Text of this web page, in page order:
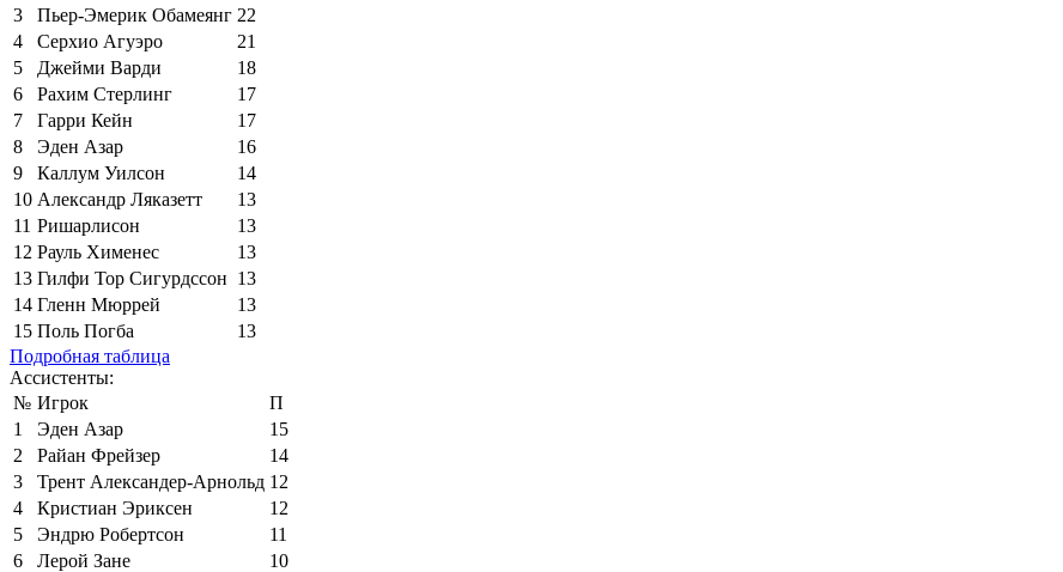
3
Пьер-Эмерик Обамеянг 22
4
Серхио Агуэро
21
5
Джейми Варди
18
6
Рахим Стерлинг
17
7
Гарри Кейн
17
8
Эден Азар
16
9
Каллум Уилсон
14
10 Александр Ляказетт
13
11 Ришарлисон
13
12 Рауль Хименес
13
13 Гилфи Тор Сигурдссон 13
14 Гленн Мюррей
13
15 Поль Погба
13
Подробная таблица
Ассистенты:
№ Игрок
П
1
Эден Азар
15
2
Райан Фрейзер
14
3
Трент Александер-Арнольд 12
4
Кристиан Эриксен
12
5
Эндрю Робертсон
11
6
Лерой Зане
10